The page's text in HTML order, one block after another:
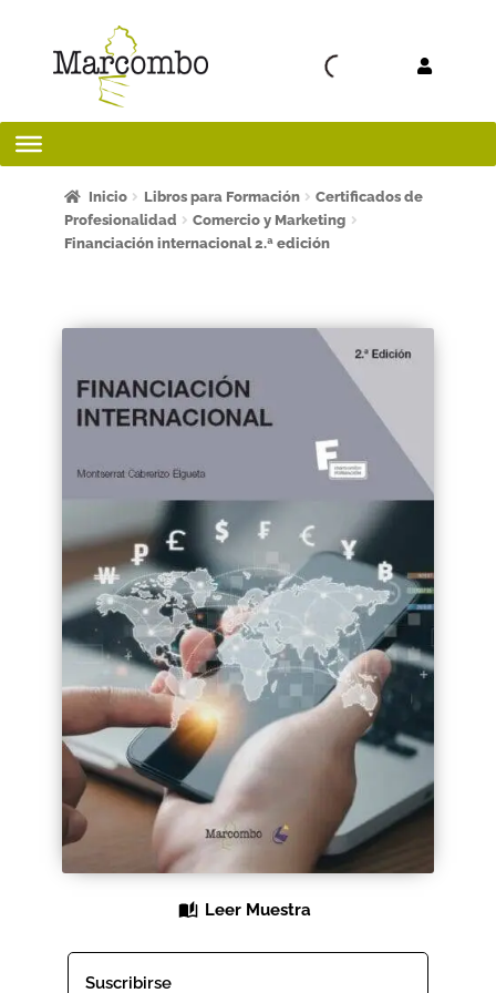
navegación
contenido
¡Bienvenido al apartado para profesores!
Artículos del blog
AVISO LEGAL
Black Friday 2025
Categorías
Checkout
CONDICIONES DE COMPRA
Contacto
Distribuidores
Inicio Libros para Formación
Certificados de
Profesionalidad
Comercio y Marketing
Financiación internacional 2.ª edición
Leer Muestra
Suscribirse